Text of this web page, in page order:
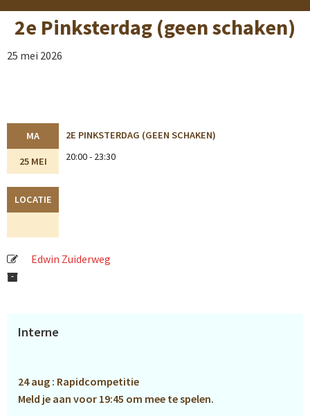
2e Pinksterdag (geen schaken)
25 mei 2026
MA
25 MEI
2E PINKSTERDAG (GEEN SCHAKEN)
20:00 - 23:30
LOCATIE
Edwin Zuiderweg
Primaire
Interne
24 aug : Rapidcompetitie
Meld je aan voor 19:45 om mee te spelen.